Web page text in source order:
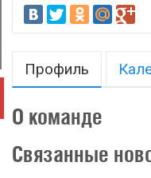
Профиль
О команде
Связанные